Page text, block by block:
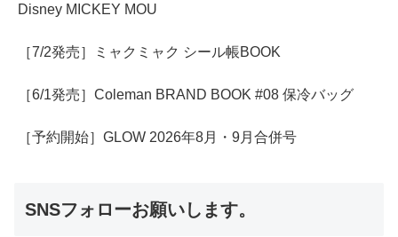
Disney MICKEY MOU
［7/2発売］ミャクミャク シール帳BOOK
［6/1発売］Coleman BRAND BOOK #08 保冷バッグ
［予約開始］GLOW 2026年8月・9月合併号
SNSフォローお願いします。